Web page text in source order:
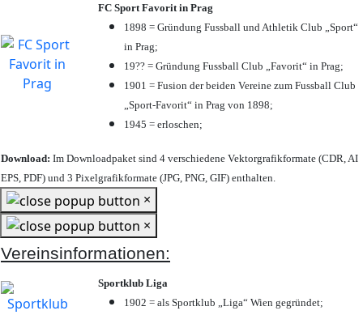
FC Sport Favorit in Prag
1898 = Gründung Fussball und Athletik Club „Sport“
in Prag;
19?? = Gründung Fussball Club „Favorit“ in Prag;
1901 = Fusion der beiden Vereine zum Fussball Club
„Sport-Favorit“ in Prag von 1898;
1945 = erloschen;
Download: Im Downloadpaket sind 4 verschiedene Vektorgrafikformate (CDR, AI
EPS, PDF) und 3 Pixelgrafikformate (JPG, PNG, GIF) enthalten.
×
×
Vereinsinformationen:
Sportklub Liga
1902 = als Sportklub „Liga“ Wien gegründet;